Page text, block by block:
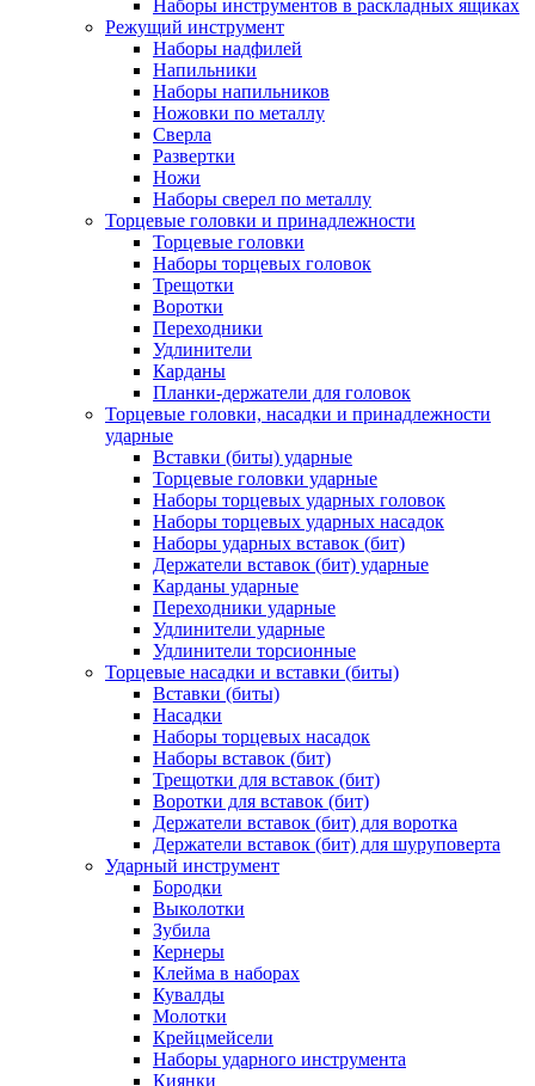
Наборы инструментов в раскладных ящиках
Режущий инструмент
Наборы надфилей
Напильники
Наборы напильников
Ножовки по металлу
Сверла
Развертки
Ножи
Наборы сверел по металлу
Торцевые головки и принадлежности
Торцевые головки
Наборы торцевых головок
Трещотки
Воротки
Переходники
Удлинители
Карданы
Планки-держатели для головок
Торцевые головки, насадки и принадлежности
ударные
Вставки (биты) ударные
Торцевые головки ударные
Наборы торцевых ударных головок
Наборы торцевых ударных насадок
Наборы ударных вставок (бит)
Держатели вставок (бит) ударные
Карданы ударные
Переходники ударные
Удлинители ударные
Удлинители торсионные
Торцевые насадки и вставки (биты)
Вставки (биты)
Насадки
Наборы торцевых насадок
Наборы вставок (бит)
Трещотки для вставок (бит)
Воротки для вставок (бит)
Держатели вставок (бит) для воротка
Держатели вставок (бит) для шуруповерта
Ударный инструмент
Бородки
Выколотки
Зубила
Кернеры
Клейма в наборах
Кувалды
Молотки
Крейцмейсели
Наборы ударного инструмента
Киянки